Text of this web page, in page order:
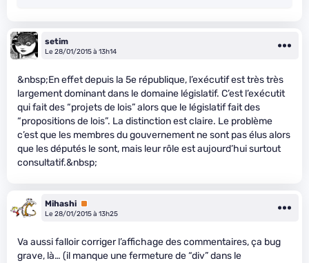
setim
Le 28/01/2015 à 13h14
&nbsp;En effet depuis la 5e république, l’exécutif est très très
largement dominant dans le domaine législatif. C’est l’exécutit
qui fait des “projets de lois” alors que le législatif fait des
“propositions de lois”. La distinction est claire. Le problème
c’est que les membres du gouvernement ne sont pas élus alors
que les députés le sont, mais leur rôle est aujourd’hui surtout
consultatif.&nbsp;
Mihashi Premium
Le 28/01/2015 à 13h25
Va aussi falloir corriger l’affichage des commentaires, ça bug
grave, là… (il manque une fermeture de “div” dans le